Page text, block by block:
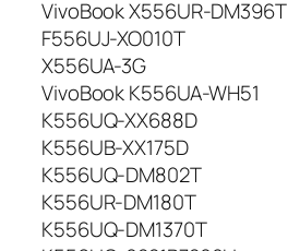
VivoBook X556UR-DM396T
F556UJ-XO010T
X556UA-3G
VivoBook K556UA-WH51
K556UQ-XX688D
K556UB-XX175D
K556UQ-DM802T
K556UR-DM180T
K556UQ-DM1370T